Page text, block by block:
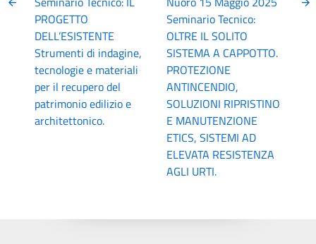
PROGETTO
DELL’ESISTENTE
Strumenti di indagine,
tecnologie e materiali
per il recupero del
patrimonio edilizio e
architettonico.
Seminario Tecnico:
OLTRE IL SOLITO
SISTEMA A CAPPOTTO.
PROTEZIONE
ANTINCENDIO,
SOLUZIONI RIPRISTINO
E MANUTENZIONE
ETICS, SISTEMI AD
ELEVATA RESISTENZA
AGLI URTI.